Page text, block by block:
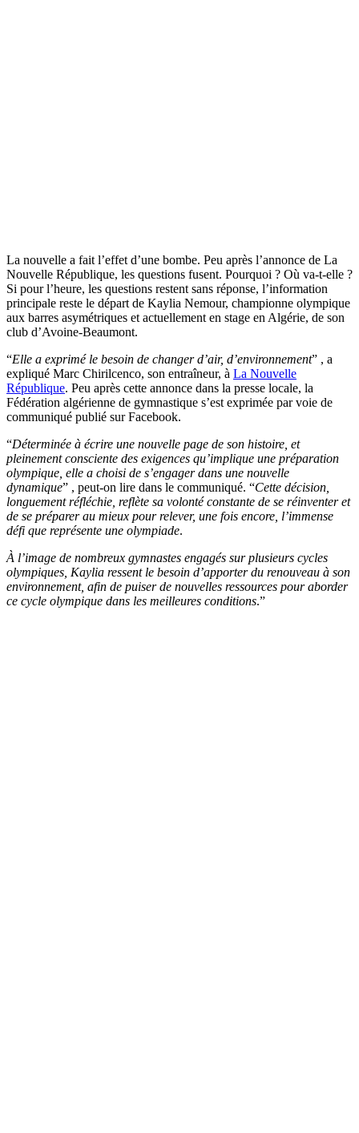
La nouvelle a fait l’effet d’une bombe. Peu après l’annonce de La
Nouvelle République, les questions fusent. Pourquoi ? Où va-t-elle ?
Si pour l’heure, les questions restent sans réponse, l’information
principale reste le départ de Kaylia Nemour, championne olympique
aux barres asymétriques et actuellement en stage en Algérie, de son
club d’Avoine-Beaumont.
“Elle a exprimé le besoin de changer d’air, d’environnement” , a
expliqué Marc Chirilcenco, son entraîneur, à La Nouvelle
République. Peu après cette annonce dans la presse locale, la
Fédération algérienne de gymnastique s’est exprimée par voie de
communiqué publié sur Facebook.
“Déterminée à écrire une nouvelle page de son histoire, et
pleinement consciente des exigences qu’implique une préparation
olympique, elle a choisi de s’engager dans une nouvelle
dynamique” , peut-on lire dans le communiqué. “Cette décision,
longuement réfléchie, reflète sa volonté constante de se réinventer et
de se préparer au mieux pour relever, une fois encore, l’immense
défi que représente une olympiade.
À l’image de nombreux gymnastes engagés sur plusieurs cycles
olympiques, Kaylia ressent le besoin d’apporter du renouveau à son
environnement, afin de puiser de nouvelles ressources pour aborder
ce cycle olympique dans les meilleures conditions.”